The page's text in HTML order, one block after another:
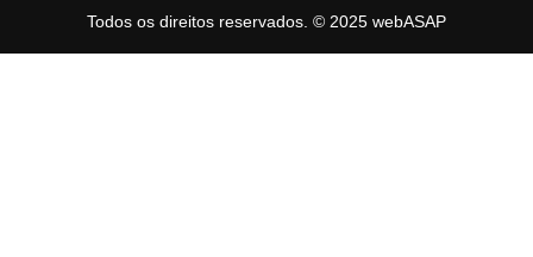
Todos os direitos reservados. © 2025 webASAP